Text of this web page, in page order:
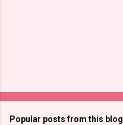
Popular posts from this blog